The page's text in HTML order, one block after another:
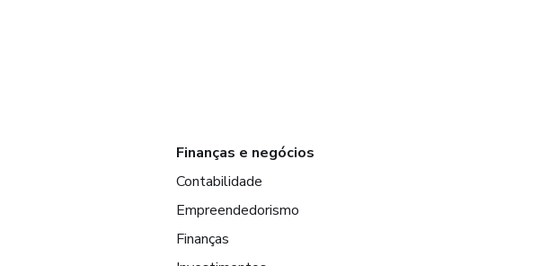
Finanças e negócios
Contabilidade
Empreendedorismo
Finanças